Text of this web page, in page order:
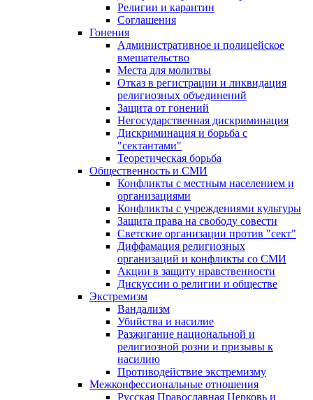
Религии и карантин
Соглашения
Гонения
Административное и полицейское
вмешательство
Места для молитвы
Отказ в регистрации и ликвидация
религиозных объединений
Защита от гонений
Негосударственная дискриминация
Дискриминация и борьба с
"сектантами"
Теоретическая борьба
Общественность и СМИ
Конфликты с местным населением и
организациями
Конфликты с учреждениями культуры
Защита права на свободу совести
Светские организации против "сект"
Диффамация религиозных
организаций и конфликты со СМИ
Акции в защиту нравственности
Дискуссии о религии и обществе
Экстремизм
Вандализм
Убийства и насилие
Разжигание национальной и
религиозной розни и призывы к
насилию
Противодействие экстремизму
Межконфессиональные отношения
Русская Православная Церковь и